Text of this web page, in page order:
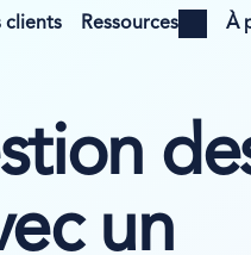
clients Ressources
Open menu
À
un